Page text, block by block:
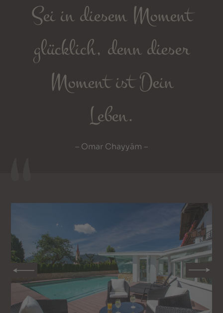
Sei in diesem Moment
glücklich, denn dieser
Moment ist Dein
Leben.
– Omar Chayyām –